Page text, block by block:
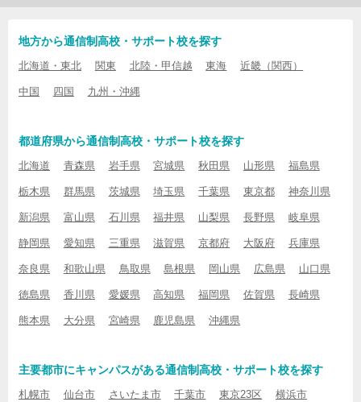
地方から通信制高校・サポート校を探す
北海道・東北 関東 北陸・甲信越 東海 近畿（関西）
中国 四国 九州・沖縄
都道府県から通信制高校・サポート校を探す
北海道 青森県 岩手県 宮城県 秋田県 山形県 福島県
栃木県 群馬県 茨城県 埼玉県 千葉県 東京都 神奈川県
新潟県 富山県 石川県 福井県 山梨県 長野県 岐阜県
静岡県 愛知県 三重県 滋賀県 京都府 大阪府 兵庫県
奈良県 和歌山県 鳥取県 島根県 岡山県 広島県 山口県
徳島県 香川県 愛媛県 高知県 福岡県 佐賀県 長崎県
熊本県 大分県 宮崎県 鹿児島県 沖縄県
主要都市にキャンパスがある通信制高校・サポート校を探す
札幌市 仙台市 さいたま市 千葉市 東京23区 横浜市